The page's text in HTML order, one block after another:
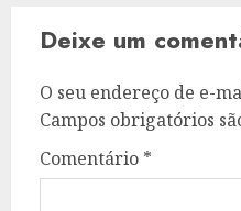
Deixe um
O seu endereço de e-
Campos obrigatórios
Comentário *